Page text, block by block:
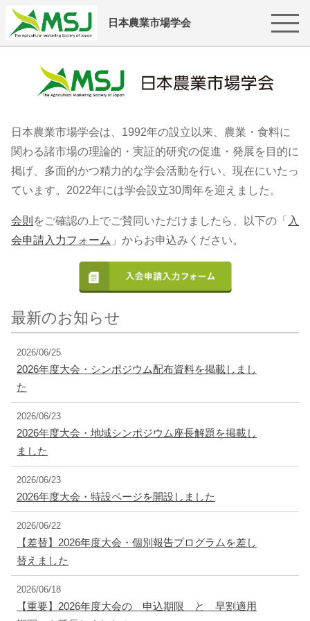
日本農業市場学会
日本農業市場学会は、1992年の設立以来、農業・食料に
関わる諸市場の理論的・実証的研究の促進・発展を目的に
掲げ、多面的かつ精力的な学会活動を行い、現在にいたっ
ています。2022年には学会設立30周年を迎えました。
会則 をご確認の上でご賛同いただけましたら、以下の「 入
会申請入力フォーム 」からお申込みください。
最新のお知らせ
2026/06/25
2026年度大会・シンポジウム配布資料を掲載しまし
た
2026/06/23
2026年度大会・地域シンポジウム座長解題を掲載し
ました
2026/06/23
2026年度大会・特設ページを開設しました
2026/06/22
【差替】2026年度大会・個別報告プログラムを差し
替えました
2026/06/18
【重要】2026年度大会の 申込期限 と 早割適用